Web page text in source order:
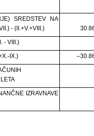
SREDSTEV NA
- (II.+V.+VIII.)
- VIII.)
IX.)
IZRAVNAVE